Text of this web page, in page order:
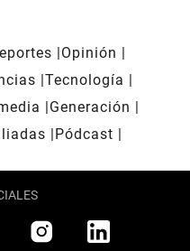
Opinión
Tecnología
Generación
Pódcast